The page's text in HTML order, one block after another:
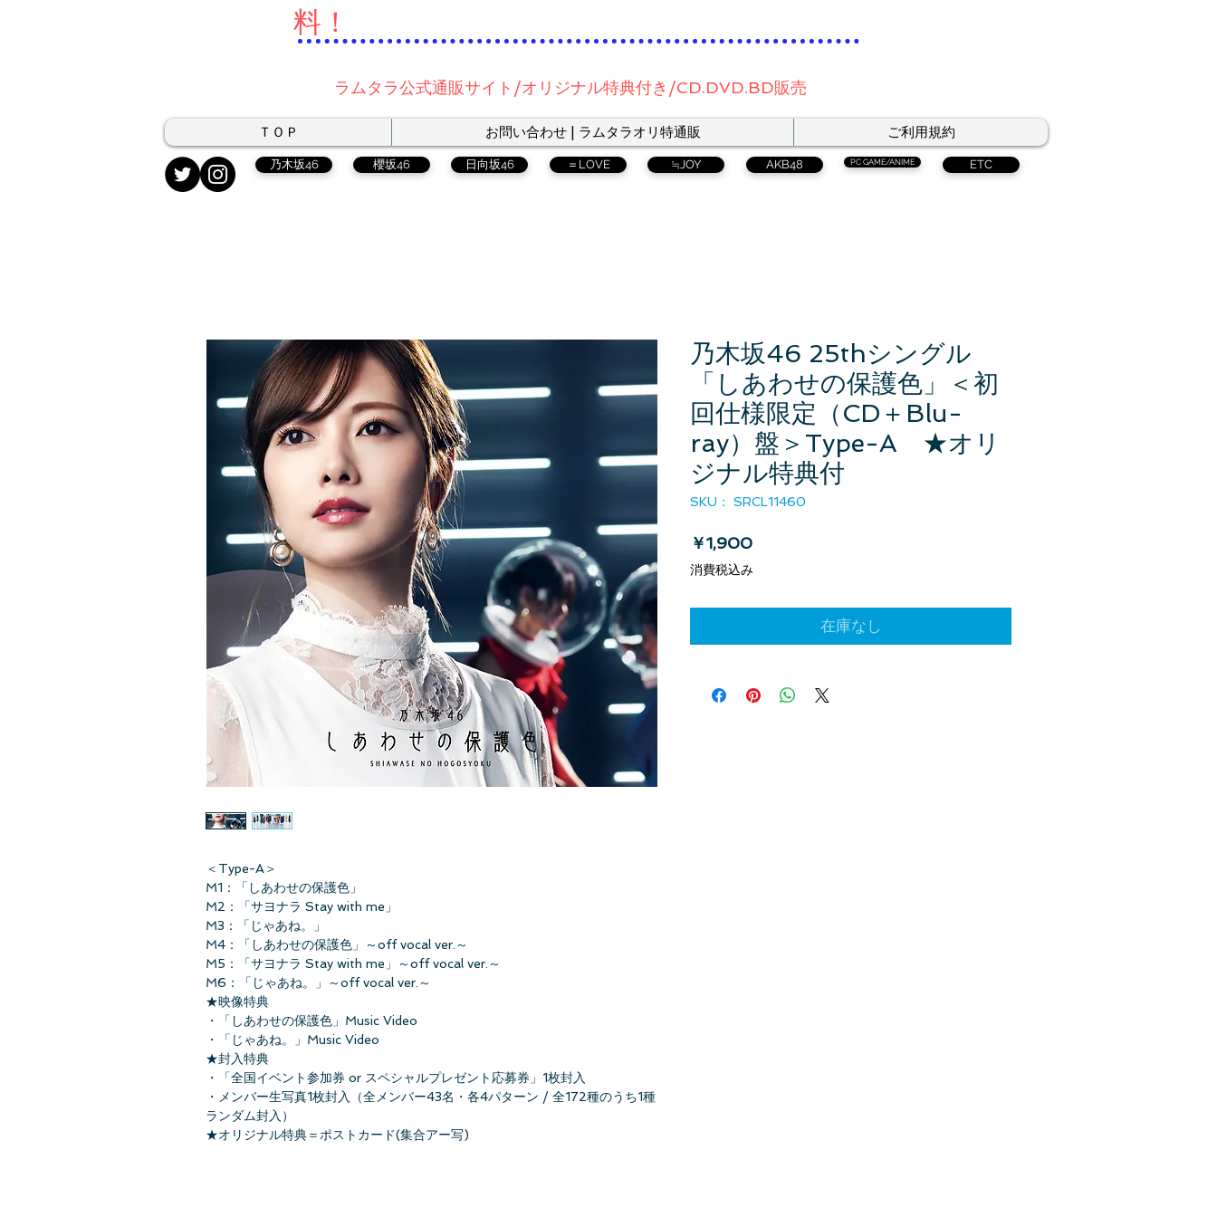
料！
ラムタラ公式通販サイト/オリジナル特典付き/CD.DVD.BD販売
乃木坂46 櫻坂46 日向坂46 ＝LOVE ≒JOY AKB48 PC GAME/ANIME ETC
ＴＯＰ お問い合わせ | ラムタラオリ特通販 ご利用規約
＜Type-A＞
M1：「しあわせの保護色」
M2：「サヨナラ Stay with me」
M3：「じゃあね。」
M4：「しあわせの保護色」～off vocal ver.～
M5：「サヨナラ Stay with me」～off vocal ver.～
M6：「じゃあね。」～off vocal ver.～
★映像特典
・「しあわせの保護色」Music Video
・「じゃあね。」Music Video
★封入特典
・「全国イベント参加券 or スペシャルプレゼント応募券」1枚封入
・メンバー生写真1枚封入（全メンバー43名・各4パターン / 全172種のうち1種
ランダム封入）
★オリジナル特典＝ポストカード(集合アー写)
乃木坂46 25thシングル
「しあわせの保護色」＜初
回仕様限定（CD＋Blu-
ray）盤＞Type-A ★オリ
ジナル特典付
SKU： SRCL11460
￥1,900価格
消費税込み
在庫なし